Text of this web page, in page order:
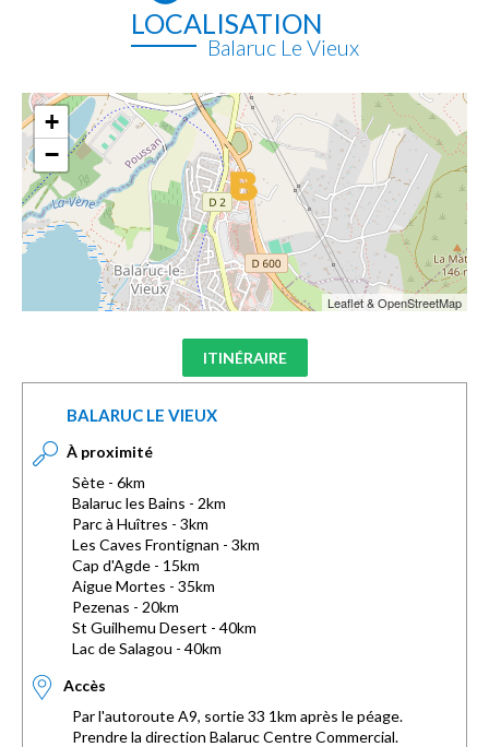
LOCALISATION
Balaruc Le Vieux
+
−
Leaflet & OpenStreetMap
ITINÉRAIRE
BALARUC LE VIEUX
À proximité
Sète - 6km
Balaruc les Bains - 2km
Parc à Huîtres - 3km
Les Caves Frontignan - 3km
Cap d'Agde - 15km
Aigue Mortes - 35km
Pezenas - 20km
St Guilhemu Desert - 40km
Lac de Salagou - 40km
Accès
Par l'autoroute A9, sortie 33 1km après le péage.
Prendre la direction Balaruc Centre Commercial.